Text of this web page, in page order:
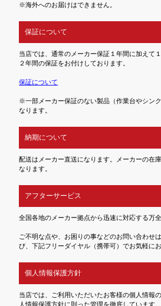
※海外へのお届けはできません。
保証について
当店では、通常のメーカー保証１年間に加えて
２年間の保証をお付けしております。
保証について
※一部メーカー保証のない製品（作業台やシン
なります。
納期について
配送はメーカー直送になります。メーカーの在
なります。
アフターサービス
全国各地のメーカー拠点から迅速に対応する万
ご不明な点や、お困りの事などのお問い合わせ
び、下記フリーダイヤル（携帯可）でお気軽に
個人情報保護方針
当店では、ご利用いただいたお客様の個人情報
人情報保護方針に則った管理を徹底しています。